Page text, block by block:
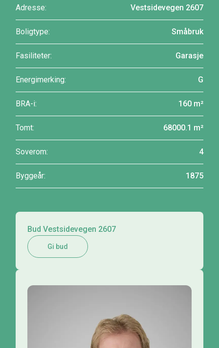
Adresse: Vestsidevegen 2607
Boligtype: Småbruk
Fasiliteter: Garasje
Energimerking: G
BRA-i: 160 m²
Tomt: 68000.1 m²
Soverom: 4
Byggeår: 1875
Bud Vestsidevegen 2607
Gi bud